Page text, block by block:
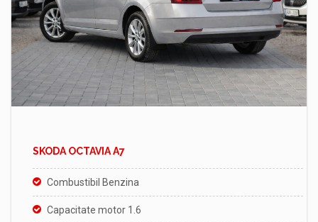
SKODA OCTAVIA A7
Combustibil Benzina
Capacitate motor 1.6